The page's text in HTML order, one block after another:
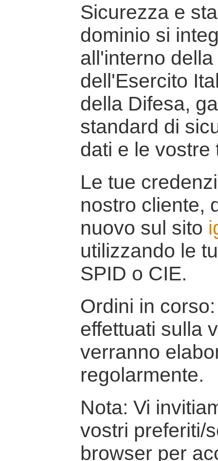
Sicurezza e
dominio si
all'interno
dell'Esercito
della Difesa,
standard di
dati e le vostre
Le tue
nostro cliente,
nuovo sul sito
utilizzando le
SPID o CIE.
Ordini in
effettuati sulla
verranno
regolarmente.
Nota: Vi
vostri preferiti/
browser per